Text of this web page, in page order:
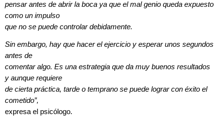
pensar antes de abrir la boca ya que el mal genio queda expuesto
como un impulso
que no se puede controlar debidamente.
Sin embargo, hay que hacer el ejercicio y esperar unos segundos
antes de
comentar algo. Es una estrategia que da muy buenos resultados
y aunque requiere
de cierta práctica, tarde o temprano se puede lograr con éxito el
cometido”,
expresa el psicólogo.